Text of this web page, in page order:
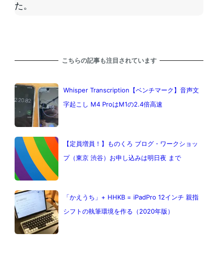
た。
こちらの記事も注目されています
Whisper Transcription【ベンチマーク】音声文
字起こし M4 ProはM1の2.4倍高速
【定員増員！】ものくろ ブログ・ワークショッ
プ（東京 渋谷）お申し込みは明日夜 まで
「かえうち」+ HHKB = iPadPro 12インチ 親指
シフトの執筆環境を作る（2020年版）